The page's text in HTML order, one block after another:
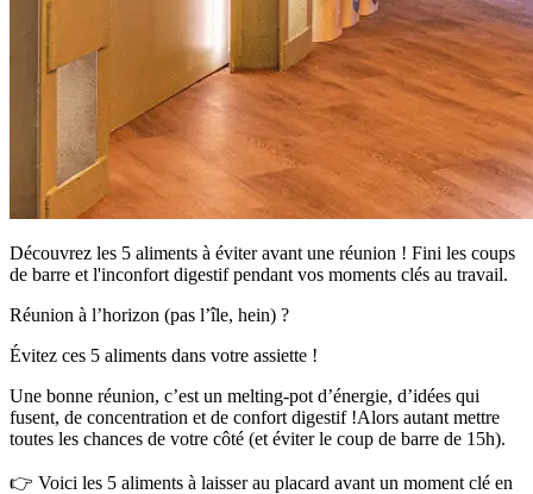
Découvrez les 5 aliments à éviter avant une réunion ! Fini les coups
de barre et l'inconfort digestif pendant vos moments clés au travail.
Réunion à l’horizon (pas l’île, hein) ?
Évitez ces 5 aliments dans votre assiette !
Une bonne réunion, c’est un melting-pot d’énergie, d’idées qui
fusent, de concentration et de confort digestif !Alors autant mettre
toutes les chances de votre côté (et éviter le coup de barre de 15h).
👉 Voici les 5 aliments à laisser au placard avant un moment clé en